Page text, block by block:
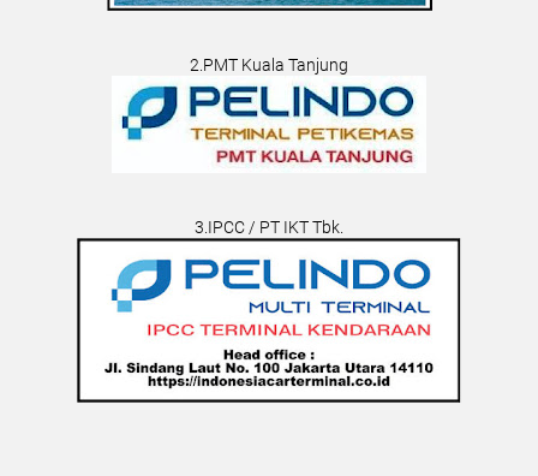
2.PMT Kuala Tanjung
3.IPCC / PT IKT Tbk.